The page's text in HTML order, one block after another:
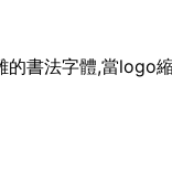
書法字體,當logo